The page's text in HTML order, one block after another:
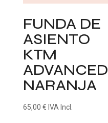
FUNDA DE
ASIENTO
KTM
ADVANCED
NARANJA
65,00 € IVA Incl.